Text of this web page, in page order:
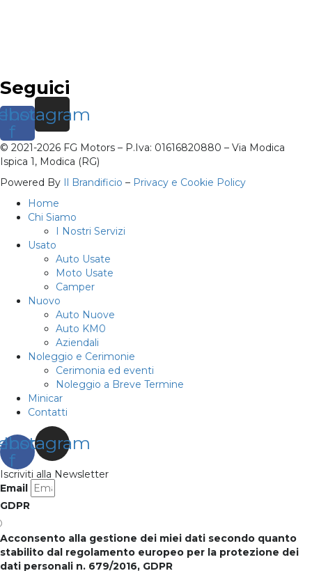
Seguici
f
Instagram
© 2021-2026 FG Motors – P.Iva: 01616820880 – Via Modica
Ispica 1, Modica (RG)
Powered By Il Brandificio – Privacy e Cookie Policy
Home
Chi Siamo
I Nostri Servizi
Usato
Auto Usate
Moto Usate
Camper
Nuovo
Auto Nuove
Auto KM0
Aziendali
Noleggio e Cerimonie
Cerimonia ed eventi
Noleggio a Breve Termine
Minicar
Contatti
f
Instagram
Iscriviti alla Newsletter
Email
GDPR
Acconsento alla gestione dei miei dati secondo quanto
stabilito dal regolamento europeo per la protezione dei
dati personali n. 679/2016, GDPR